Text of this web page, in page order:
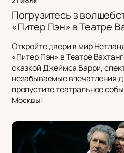
Погрузитесь в
«Питер Пэн» в Театре
Откройте двери в мир
«Питер Пэн» в Театре
сказкой Джеймса Барри,
незабываемые впечатления
пропустите театральное
Москвы!